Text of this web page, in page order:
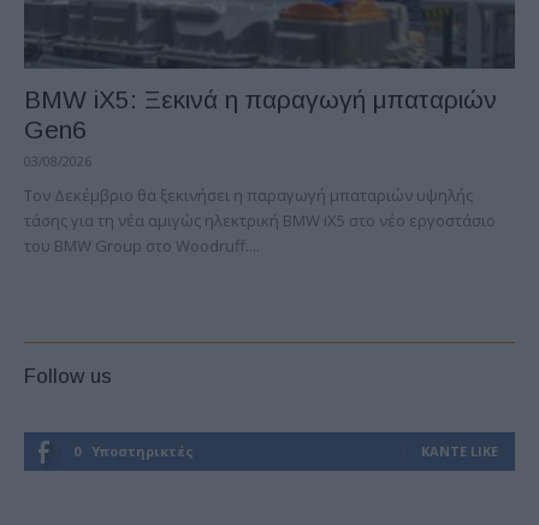
BMW iX5: Ξεκινά η παραγωγή μπαταριών
Gen6
03/08/2026
Τον Δεκέμβριο θα ξεκινήσει η παραγωγή μπαταριών υψηλής
τάσης για τη νέα αμιγώς ηλεκτρική BMW iX5 στο νέο εργοστάσιο
του BMW Group στο Woodruff....
Follow us
0 Υποστηρικτές ΚΆΝΤΕ LIKE